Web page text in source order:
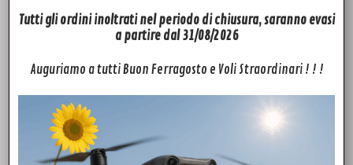
Conformità EASA MOC2511
Garanzia DJI mantenuta
CARATTERISTICHE
Dettagli del sistema
Sistema di apertura autonoma
Atterraggio morbido e controllato
Tutti gli ordini inoltrati nel periodo di chiusura, saranno evasi
a partire dal 31/08/2026
Auguriamo a tutti Buon Ferragosto e Voli Straordinari ! ! !